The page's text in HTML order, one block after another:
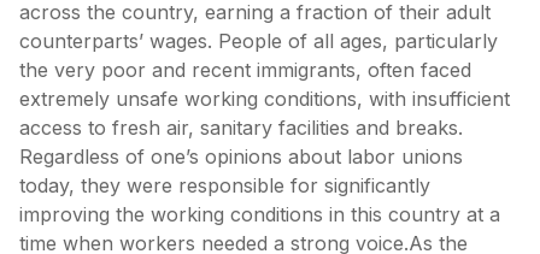
across the country, earning a fraction of their adult
counterparts’ wages. People of all ages, particularly
the very poor and recent immigrants, often faced
extremely unsafe working conditions, with insufficient
access to fresh air, sanitary facilities and breaks.
Regardless of one’s opinions about labor unions
today, they were responsible for significantly
improving the working conditions in this country at a
time when workers needed a strong voice.As the